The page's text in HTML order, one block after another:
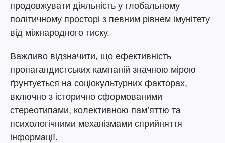
продовжувати діяльність у глобальному
політичному просторі з певним рівнем імунітету
від міжнародного тиску.
Важливо відзначити, що ефективність
пропагандистських кампаній значною мірою
ґрунтується на соціокультурних факторах,
включно з історично сформованими
стереотипами, колективною пам’яттю та
психологічними механізмами сприйняття
інформації.